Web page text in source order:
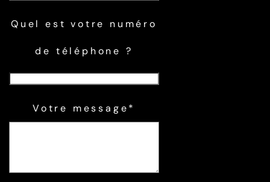
Quel est votre numéro
de téléphone ?
Votre message*